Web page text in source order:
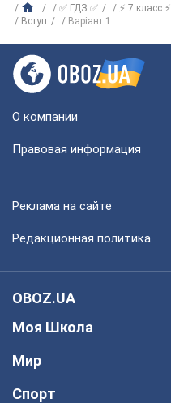
✅ ГДЗ ✅ ⚡ 7 класс ⚡
Вступ
Варіант 1
О компании
Правовая информация
Реклама на сайте
Редакционная политика
OBOZ.UA
Моя Школа
Мир
Спорт